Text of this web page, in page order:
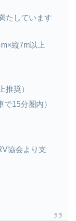
たしています
縦7m以上
推奨）
15分圏内）
協会より支